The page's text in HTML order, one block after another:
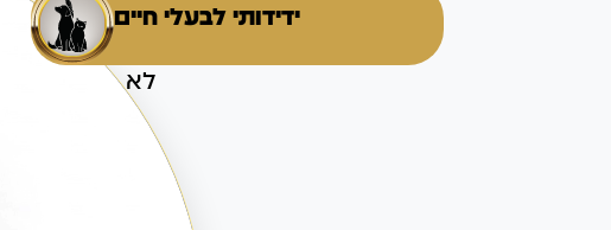
ידידותי לבעלי חיים
לא